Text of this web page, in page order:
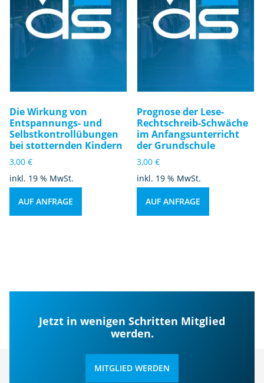
Die Wirkung von
Entspannungs- und
Selbstkontrollübungen
bei stotternden Kindern
3,00 €
inkl. 19 % MwSt.
AUF ANFRAGE
Prognose der Lese-
Rechtschreib-Schwäche
im Anfangsunterricht
der Grundschule
3,00€
inkl. 19 % MwSt.
AUF ANFRAGE
Jetzt in wenigen Schritten Mitglied
werden.
MITGLIED WERDEN